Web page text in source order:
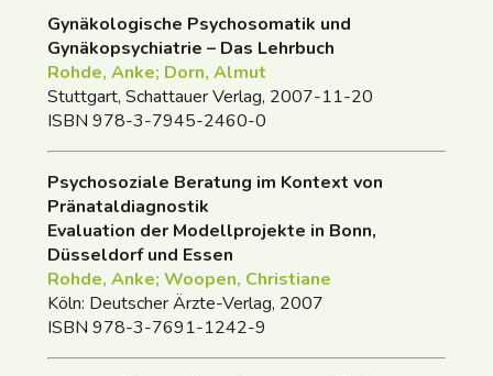
Gynäkologische Psychosomatik und
Gynäkopsychiatrie – Das Lehrbuch
Rohde, Anke; Dorn, Almut
Stuttgart, Schattauer Verlag, 2007-11-20
ISBN 978-3-7945-2460-0
Psychosoziale Beratung im Kontext von
Pränataldiagnostik
Evaluation der Modellprojekte in Bonn,
Düsseldorf und Essen
Rohde, Anke; Woopen, Christiane
Köln: Deutscher Ärzte-Verlag, 2007
ISBN 978-3-7691-1242-9